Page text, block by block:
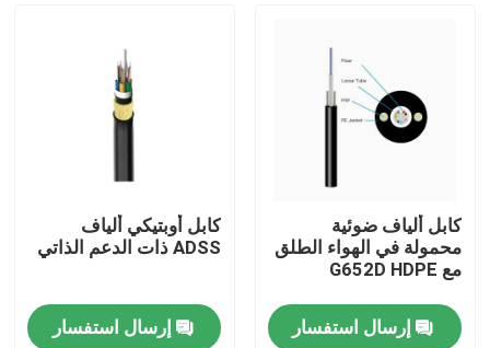
كابل ألياف ضوئية
محمولة في الهواء الطلق
مع G652D HDPE
إرسال استفسار
كابل أوبتيكي ألياف
ADSS ذات الدعم الذاتي
إرسال استفسار